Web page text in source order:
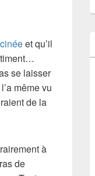
et qu’il
se laisser
même vu
de la
à
de